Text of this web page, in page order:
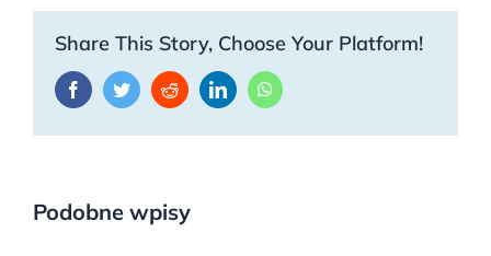
Share This Story, Choose Your Platform!
FacebookTwitterRedditLinkedInWhatsApp
Podobne wpisy